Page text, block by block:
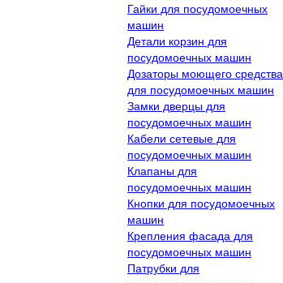
Гайки для посудомоечных
машин
Детали корзин для
посудомоечных машин
Дозаторы моющего средства
для посудомоечных машин
Замки дверцы для
посудомоечных машин
Кабели сетевые для
посудомоечных машин
Клапаны для
посудомоечных машин
Кнопки для посудомоечных
машин
Крепления фасада для
посудомоечных машин
Патрубки для